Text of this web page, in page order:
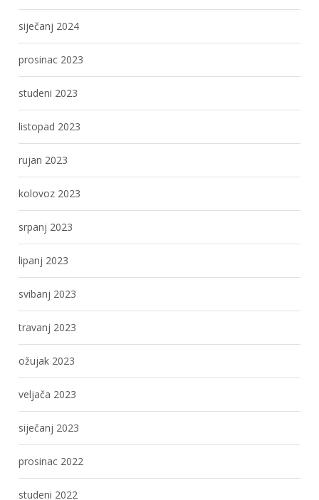
siječanj 2024
prosinac 2023
studeni 2023
listopad 2023
rujan 2023
kolovoz 2023
srpanj 2023
lipanj 2023
svibanj 2023
travanj 2023
ožujak 2023
veljača 2023
siječanj 2023
prosinac 2022
studeni 2022